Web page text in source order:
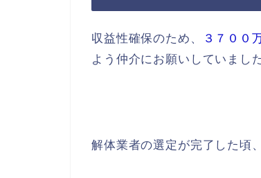
収益性確保のため、 ３７００
よう仲介にお願いしていました
解体業者の選定が完了した頃